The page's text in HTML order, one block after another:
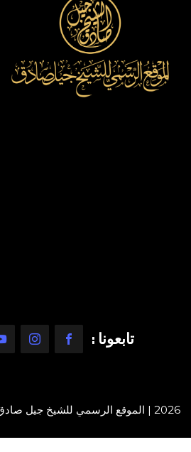
تابعونا :
2026 | الموقع الرسمي للشيخ جيل صادق